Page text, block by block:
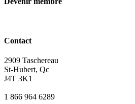
Contact
2909 Taschereau
St-Hubert, Qc
J4T 3K1
1 866 964 6289